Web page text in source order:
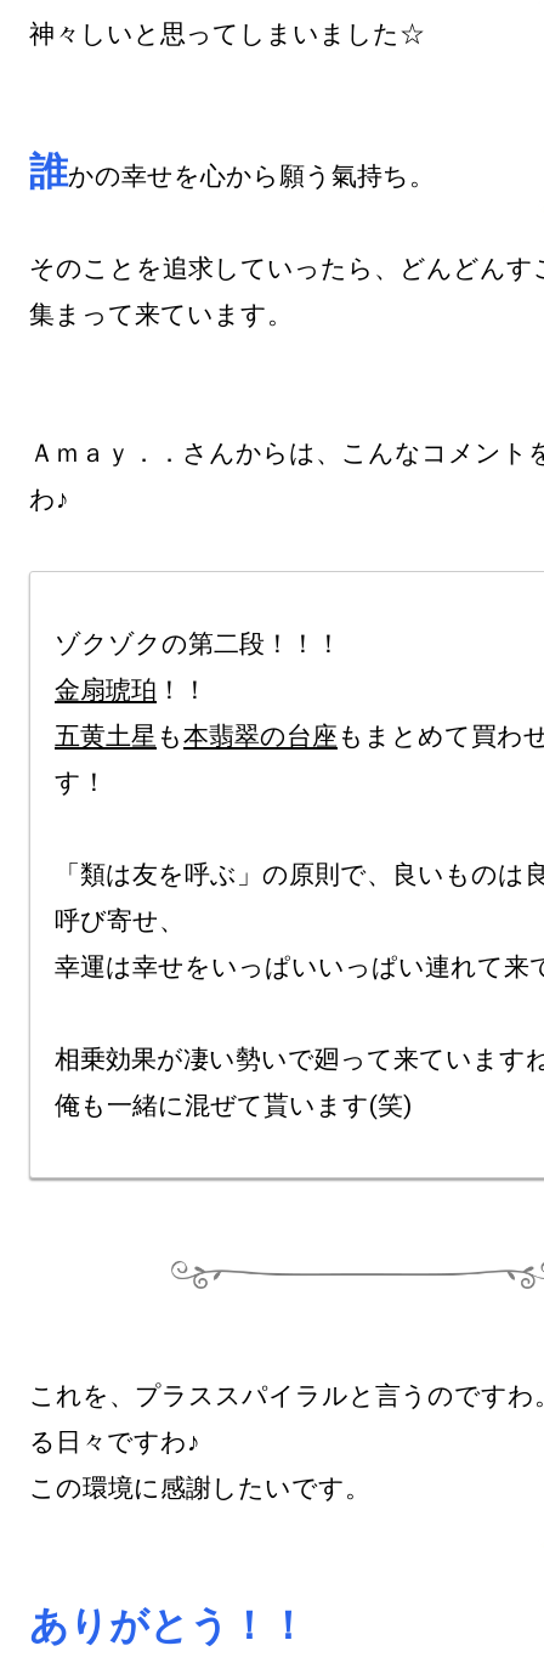
神々しいと思ってしまいました☆
誰かの幸せを心から願う氣持ち。
そのことを追求していったら、どんどんす
集まって来ています。
Ａｍａｙ．．さんからは、こんなコメント
金扇琥珀
五黄土星 も本翡翠の台座 もまとめて買わ
す！
「類は友を呼ぶ」の原則で、良いものは
呼び寄せ、
幸運は幸せをいっぱいいっぱい連れて来
相乗効果が凄い勢いで廻って来ています
これを、プラススパイラルと言うのですわ
る日々ですわ♪
この環境に感謝したいです。
ありがとう！！